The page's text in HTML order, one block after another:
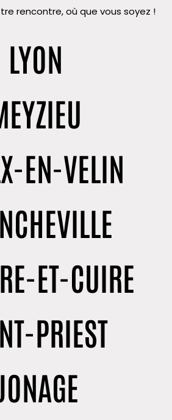
rencontre, où que vous soyez !
LYON
EN-VELIN
ET-CUIRE
PRIEST